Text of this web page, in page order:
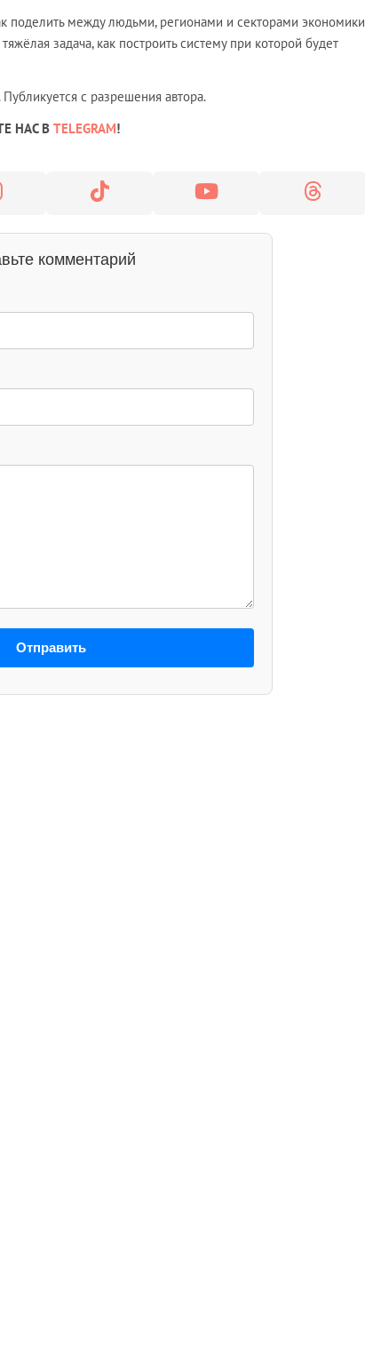
поделить между людьми, регионами и секторами экономики
задача, как построить систему при которой будет
с разрешения автора.
НАС В TELEGRAM!
комментарий
Отправить